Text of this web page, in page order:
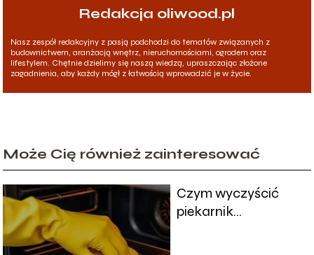
Redakcja oliwood.pl
Nasz zespół redakcyjny z pasją podchodzi do tematów związanych z
budownictwem, aranżacją wnętrz, nieruchomościami, ogrodem oraz
lifestylem. Chętnie dzielimy się naszą wiedzą, upraszczając złożone
zagadnienia, aby każdy mógł z łatwością wprowadzić je w życie.
Może Cię również zainteresować
Czym wyczyścić
piekarnik